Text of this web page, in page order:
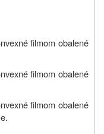
filmom obalené
filmom obalené
filmom obalené